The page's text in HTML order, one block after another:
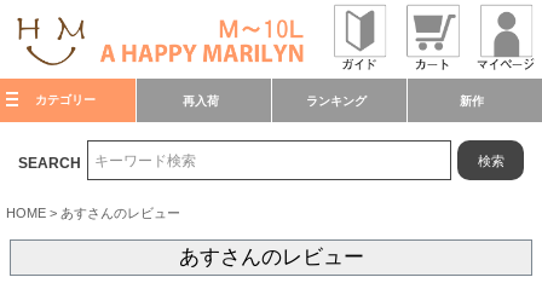
カテゴリー 再入荷 ランキング 新作
SEARCH 検索
HOME あすさんのレビュー
あすさんのレビュー